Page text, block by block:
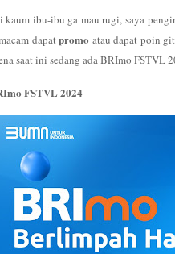
kaum ibu-ibu ga mau rugi, saya
dapatpromo atau dapat poin
saat ini sedang ada BRImo FSTVL
FSTVL 2024